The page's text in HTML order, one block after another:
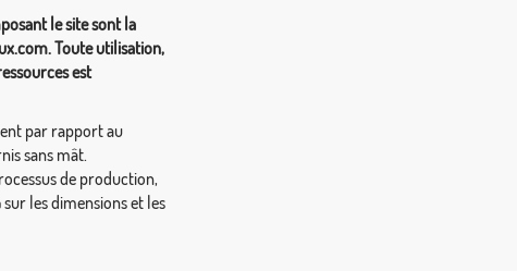
le site sont la
Toute utilisation,
est
par rapport au
sans mât.
de production,
les dimensions et les